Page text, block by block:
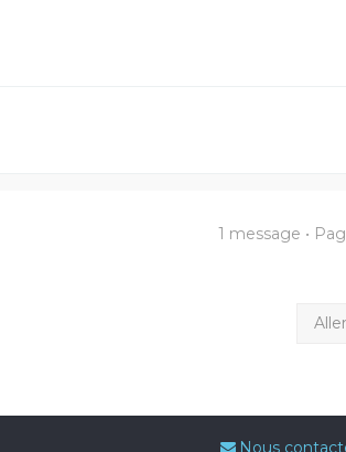
1 message •
Aller
Nous